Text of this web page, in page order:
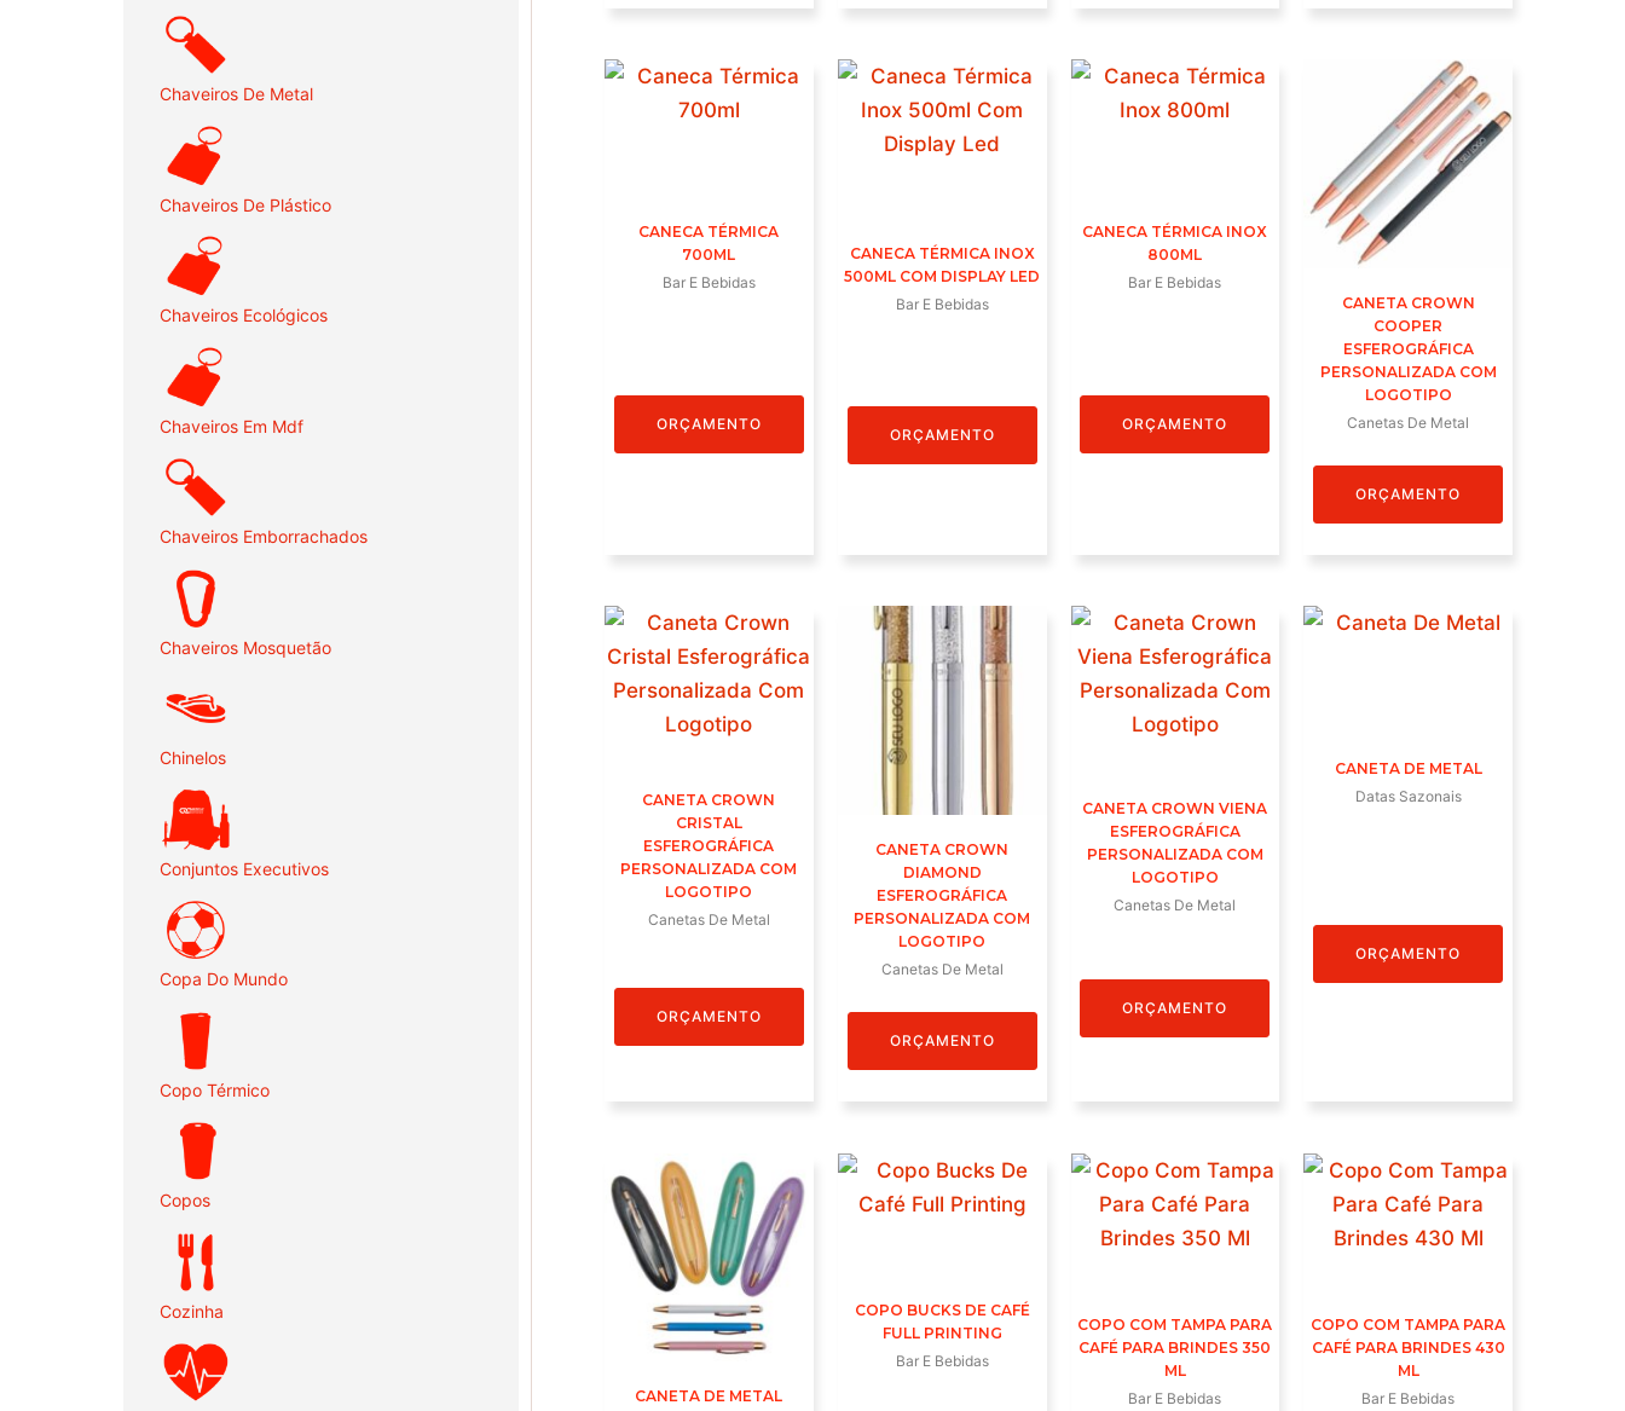
Chaveiros De Metal
Chaveiros De Plástico
Chaveiros Ecológicos
Chaveiros Em Mdf
Chaveiros Emborrachados
Chaveiros Mosquetão
Chinelos
Conjuntos Executivos
Copa Do Mundo
Copo Térmico
Copos
Cozinha
CANECA TÉRMICA
700ML
Bar E Bebidas
ORÇAMENTO
CANECA TÉRMICA INOX
500ML COM DISPLAY LED
Bar E Bebidas
ORÇAMENTO
CANECA TÉRMICA INOX
800ML
Bar E Bebidas
ORÇAMENTO
CANETA CROWN
COOPER
ESFEROGRÁFICA
PERSONALIZADA COM
LOGOTIPO
Canetas De Metal
ORÇAMENTO
CANETA CROWN
CRISTAL
ESFEROGRÁFICA
PERSONALIZADA COM
LOGOTIPO
Canetas De Metal
ORÇAMENTO
CANETA CROWN
DIAMOND
ESFEROGRÁFICA
PERSONALIZADA COM
LOGOTIPO
Canetas De Metal
ORÇAMENTO
CANETA CROWN VIENA
ESFEROGRÁFICA
PERSONALIZADA COM
LOGOTIPO
Canetas De Metal
ORÇAMENTO
CANETA DE METAL
Datas Sazonais
ORÇAMENTO
CANETA DE METAL
COPO BUCKS DE CAFÉ
FULL PRINTING
Bar E Bebidas
COPO COM TAMPA PARA
CAFÉ PARA BRINDES 350
ML
Bar E Bebidas
COPO COM TAMPA PARA
CAFÉ PARA BRINDES 430
ML
Bar E Bebidas